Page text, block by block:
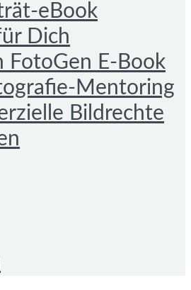
eBook
Dich
FotoGen E-Book
Mentoring
Bildrechte